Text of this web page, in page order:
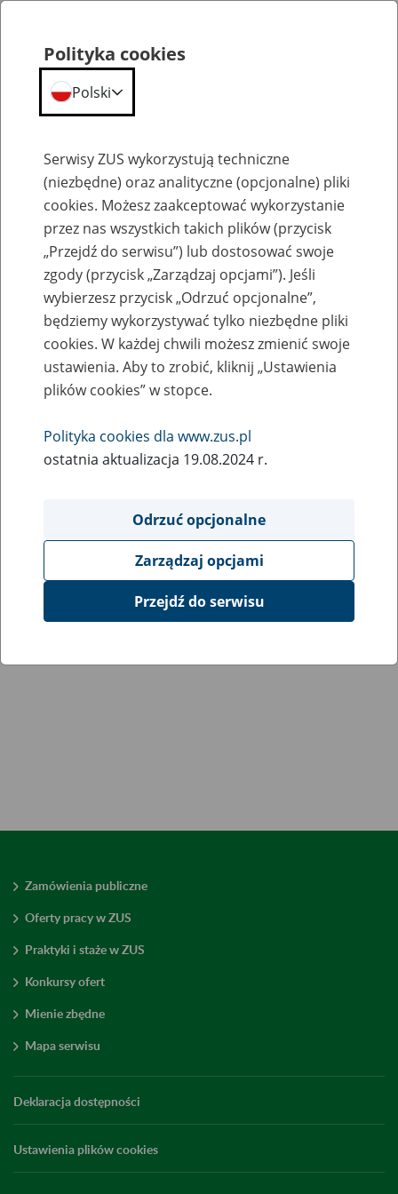
Przepraszamy,
podana strona nie została znaleziona.
Błąd 404
Przejdź do strony głównej
Zamówienia publiczne
Oferty pracy w ZUS
Praktyki i staże w ZUS
Konkursy ofert
Mienie zbędne
Mapa serwisu
Deklaracja dostępności
Ustawienia plików cookies
Polityka cookies
Polski
Serwisy ZUS wykorzystują techniczne
(niezbędne) oraz analityczne (opcjonalne) pliki
cookies. Możesz zaakceptować wykorzystanie
przez nas wszystkich takich plików (przycisk
„Przejdź do serwisu”) lub dostosować swoje
zgody (przycisk „Zarządzaj opcjami”). Jeśli
wybierzesz przycisk „Odrzuć opcjonalne”,
będziemy wykorzystywać tylko niezbędne pliki
cookies. W każdej chwili możesz zmienić swoje
ustawienia. Aby to zrobić, kliknij „Ustawienia
plików cookies” w stopce.
Polityka cookies dla www.zus.pl
ostatnia aktualizacja 19.08.2024 r.
Odrzuć opcjonalne
Zarządzaj opcjami
Przejdź do serwisu